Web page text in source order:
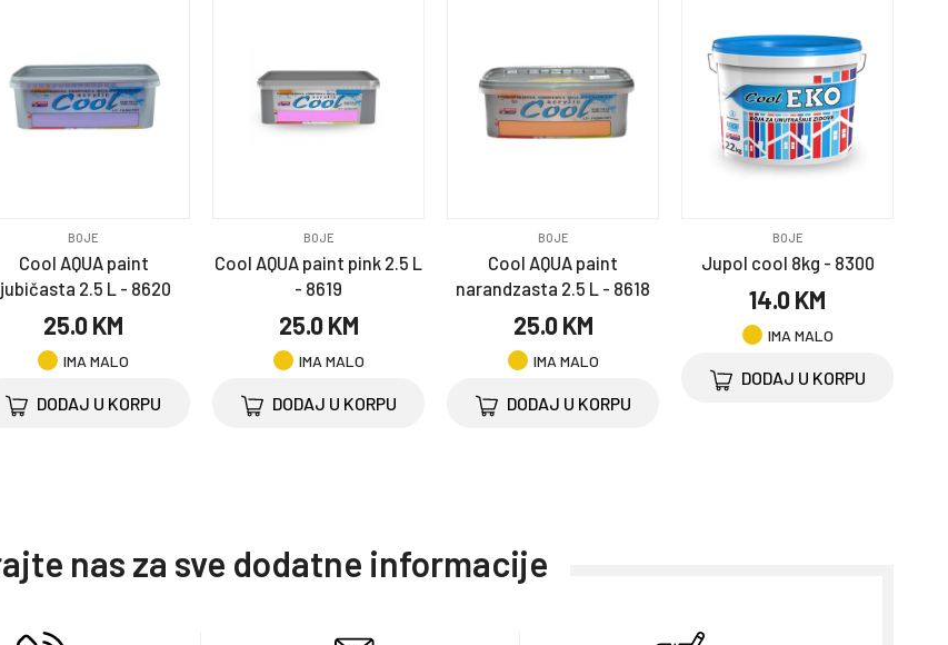
BOJE
Cool AQUA paint
2.5 L - 8620
25.0 KM
IMA MALO
DODAJ U KORPU
BOJE
Cool AQUA paint pink 2.5 L
- 8619
25.0 KM
IMA MALO
DODAJ U KORPU
BOJE
Cool AQUA paint
narandzasta 2.5 L - 8618
25.0 KM
IMA MALO
DODAJ U KORPU
BOJE
Jupol cool 8kg - 8300
14.0 KM
IMA MALO
DODAJ U KORPU
nas za sve dodatne informacije